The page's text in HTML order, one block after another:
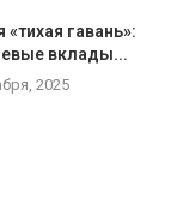
«тихая гавань»:
вклады...
2025